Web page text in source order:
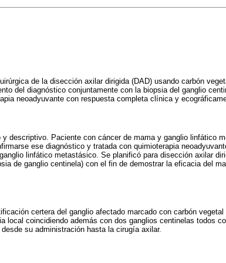
de la disección axilar dirigida (DAD) usando carbón
del diagnóstico conjuntamente con la biopsia del ganglio
neoadyuvante con respuesta completa clínica y
y descriptivo. Paciente con cáncer de mama y ganglio linfático
ese diagnóstico y tratada con quimioterapia
linfático metastásico. Se planificó para disección axilar
de ganglio centinela) con el fin de demostrar la eficacia del
certera del ganglio afectado marcado con carbón
local coincidiendo además con dos ganglios centinelas todos
su administración hasta la cirugía axilar.